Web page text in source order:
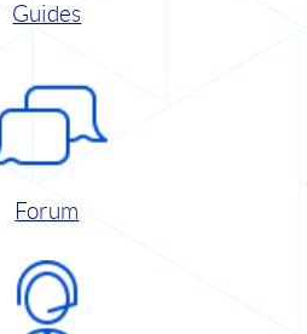
Guides
Forum